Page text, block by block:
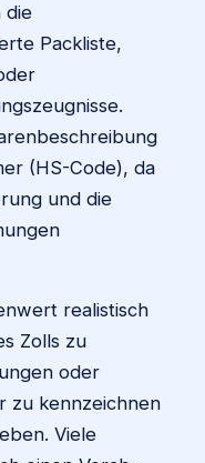
die
Packliste,
(HS-Code), da
und die
realistisch
Zolls zu
oder
zu kennzeichnen
Viele